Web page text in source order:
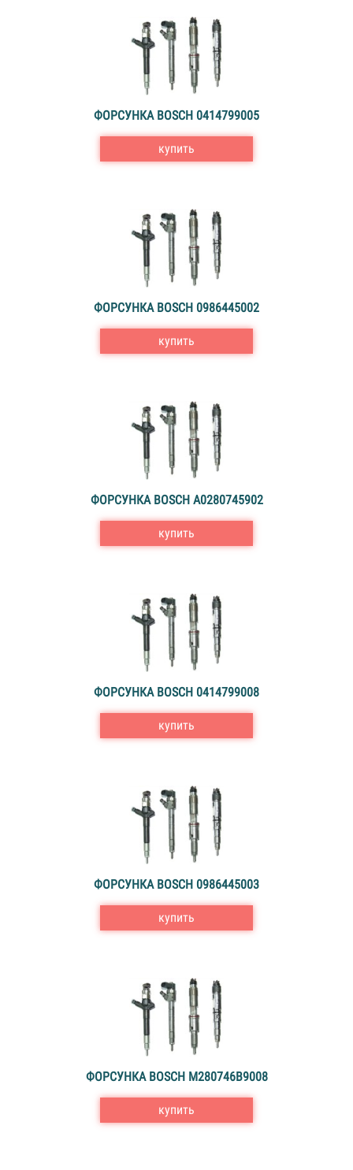
ФОРСУНКА BOSCH 0414799005
купить
ФОРСУНКА BOSCH 0986445002
купить
ФОРСУНКА BOSCH A0280745902
купить
ФОРСУНКА BOSCH 0414799008
купить
ФОРСУНКА BOSCH 0986445003
купить
ФОРСУНКА BOSCH M280746B9008
купить